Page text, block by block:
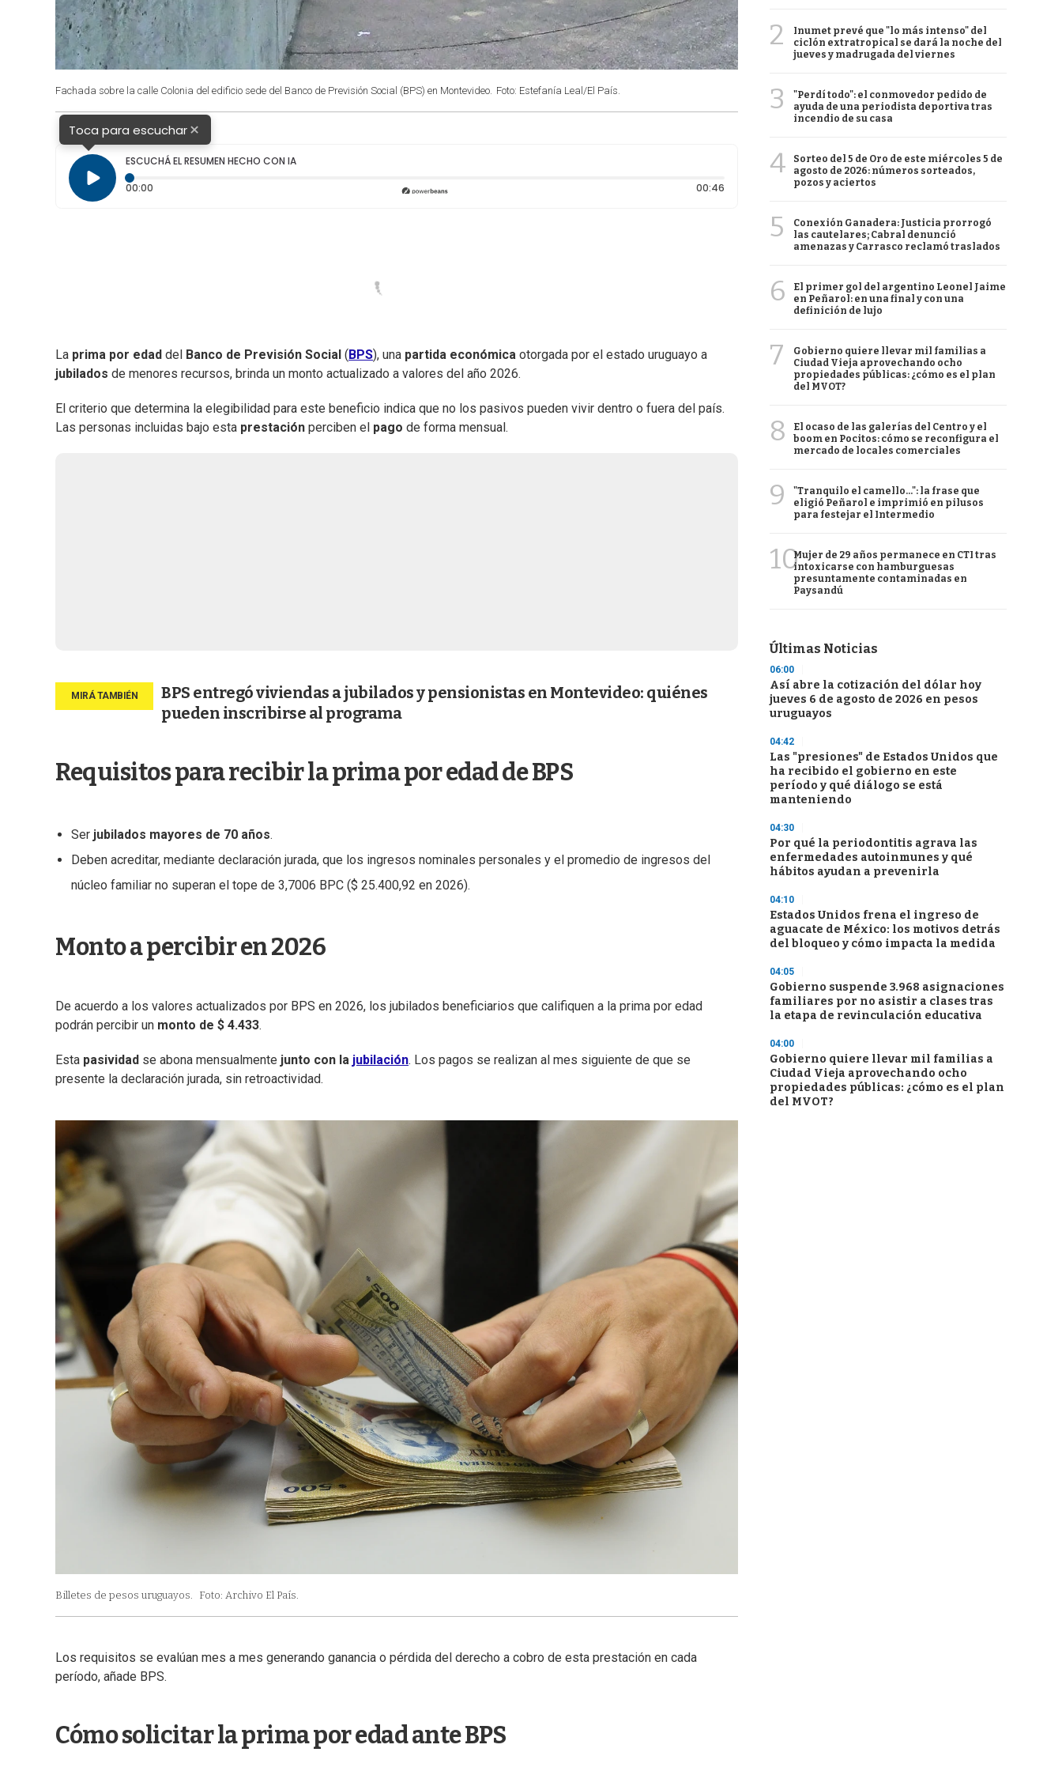
Fachada sobre la calle Colonia del edificio sede del Banco de Previsión Social (BPS) en Montevideo. Foto: Estefanía Leal/El País.
Toca para escuchar×
ESCUCHÁ EL RESUMEN HECHO CON IA
00:00
00:46Duración: 46 segundos
La prima por edad del Banco de Previsión Social ( BPS), una partida económica otorgada por el estado uruguayo a
jubilados de menores recursos, brinda un monto actualizado a valores del año 2026.
El criterio que determina la elegibilidad para este beneficio indica que no los pasivos pueden vivir dentro o fuera del país.
Las personas incluidas bajo esta prestación perciben el pago de forma mensual.
BPS entregó viviendas a jubilados y pensionistas en Montevideo: quiénes
pueden inscribirse al programa
Requisitos para recibir la prima por edad de BPS
Ser jubilados mayores de 70 años.
Deben acreditar, mediante declaración jurada, que los ingresos nominales personales y el promedio de ingresos del
núcleo familiar no superan el tope de 3,7006 BPC ($ 25.400,92 en 2026).
Monto a percibir en 2026
De acuerdo a los valores actualizados por BPS en 2026, los jubilados beneficiarios que califiquen a la prima por edad
podrán percibir un monto de $ 4.433.
Esta pasividad se abona mensualmente junto con la jubilación. Los pagos se realizan al mes siguiente de que se
presente la declaración jurada, sin retroactividad.
Billetes de pesos uruguayos. Foto: Archivo El País.
Los requisitos se evalúan mes a mes generando ganancia o pérdida del derecho a cobro de esta prestación en cada
período, añade BPS.
Cómo solicitar la prima por edad ante BPS
2
Inumet prevé que "lo más intenso" del
ciclón extratropical se dará la noche del
jueves y madrugada del viernes
3
"Perdí todo": el conmovedor pedido de
ayuda de una periodista deportiva tras
incendio de su casa
4
Sorteo del 5 de Oro de este miércoles 5 de
agosto de 2026: números sorteados,
pozos y aciertos
5
Conexión Ganadera: Justicia prorrogó
las cautelares; Cabral denunció
amenazas y Carrasco reclamó traslados
6
El primer gol del argentino Leonel Jaime
en Peñarol: en una final y con una
definición de lujo
7
Gobierno quiere llevar mil familias a
Ciudad Vieja aprovechando ocho
propiedades públicas: ¿cómo es el plan
del MVOT?
8
El ocaso de las galerías del Centro y el
boom en Pocitos: cómo se reconfigura el
mercado de locales comerciales
9
"Tranquilo el camello...": la frase que
eligió Peñarol e imprimió en pilusos
para festejar el Intermedio
10Mujer de 29 años permanece en CTI tras
intoxicarse con hamburguesas
presuntamente contaminadas en
Paysandú
Últimas Noticias
06:00
Así abre la cotización del dólar hoy
jueves 6 de agosto de 2026 en pesos
uruguayos
04:42
Las "presiones" de Estados Unidos que
ha recibido el gobierno en este
período y qué diálogo se está
manteniendo
04:30
Por qué la periodontitis agrava las
enfermedades autoinmunes y qué
hábitos ayudan a prevenirla
04:10
Estados Unidos frena el ingreso de
aguacate de México: los motivos detrás
del bloqueo y cómo impacta la medida
04:05
Gobierno suspende 3.968 asignaciones
familiares por no asistir a clases tras
la etapa de revinculación educativa
04:00
Gobierno quiere llevar mil familias a
Ciudad Vieja aprovechando ocho
propiedades públicas: ¿cómo es el plan
del MVOT?